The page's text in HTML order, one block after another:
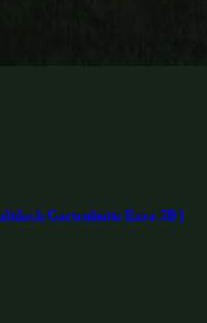
Gartenhütte Ezra 5B |